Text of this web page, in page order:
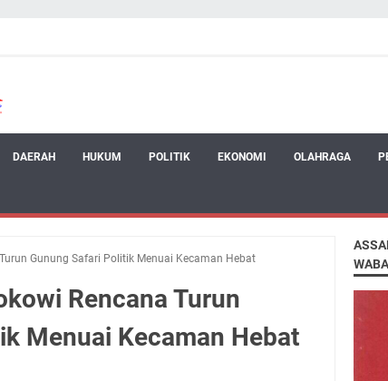
DAERAH HUKUM POLITIK EKONOMI OLAHRAGA
Gunung Safari Politik Menuai Kecaman Hebat
Rencana Turun
Menuai Kecaman Hebat